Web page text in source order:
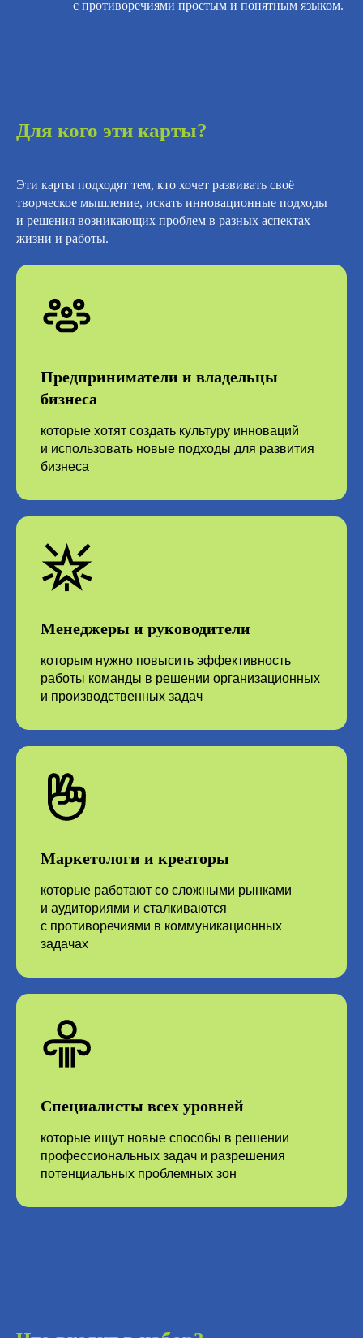
с противоречиями простым и понятным языком.
Для кого эти карты?
Эти карты подходят тем, кто хочет развивать своё
творческое мышление, искать инновационные подходы
и решения возникающих проблем в разных аспектах
жизни и работы.
Предприниматели и владельцы
бизнеса
которые хотят создать культуру инноваций
и использовать новые подходы для развития
бизнеса
Менеджеры и руководители
которым нужно повысить эффективность
работы команды в решении организационных
и производственных задач
Маркетологи и креаторы
которые работают со сложными рынками
и аудиториями и сталкиваются
с противоречиями в коммуникационных
задачах
Специалисты всех уровней
которые ищут новые способы в решении
профессиональных задач и разрешения
потенциальных проблемных зон
Дополнительные карты разрешения